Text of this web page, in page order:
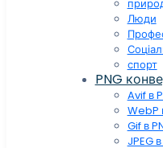
Люди
спорт
PNG
Avif в
WebP
Gif в
JPEG